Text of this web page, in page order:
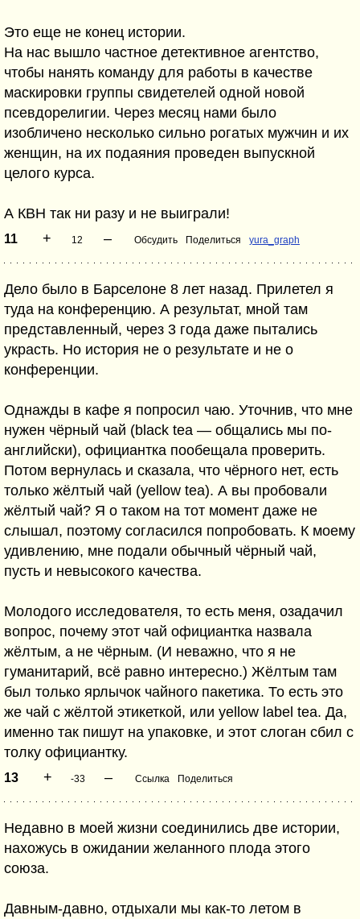
Это еще не конец истории.
На нас вышло частное детективное агентство,
чтобы нанять команду для работы в качестве
маскировки группы свидетелей одной новой
псевдорелигии. Через месяц нами было
изобличено несколько сильно рогатых мужчин и их
женщин, на их подаяния проведен выпускной
целого курса.
А КВН так ни разу и не выиграли!
11 + 12 – Обсудить Поделиться yura_graph
Дело было в Барселоне 8 лет назад. Прилетел я
туда на конференцию. А результат, мной там
представленный, через 3 года даже пытались
украсть. Но история не о результате и не о
конференции.
Однажды в кафе я попросил чаю. Уточнив, что мне
нужен чёрный чай (black tea — общались мы по-
английски), официантка пообещала проверить.
Потом вернулась и сказала, что чёрного нет, есть
только жёлтый чай (yellow tea). А вы пробовали
жёлтый чай? Я о таком на тот момент даже не
слышал, поэтому согласился попробовать. К моему
удивлению, мне подали обычный чёрный чай,
пусть и невысокого качества.
Молодого исследователя, то есть меня, озадачил
вопрос, почему этот чай официантка назвала
жёлтым, а не чёрным. (И неважно, что я не
гуманитарий, всё равно интересно.) Жёлтым там
был только ярлычок чайного пакетика. То есть это
же чай с жёлтой этикеткой, или yellow label tea. Да,
именно так пишут на упаковке, и этот слоган сбил с
толку официантку.
13 + -33 – Ссылка Поделиться
Недавно в моей жизни соединились две истории,
нахожусь в ожидании желанного плода этого
союза.
Давным-давно, отдыхали мы как-то летом в